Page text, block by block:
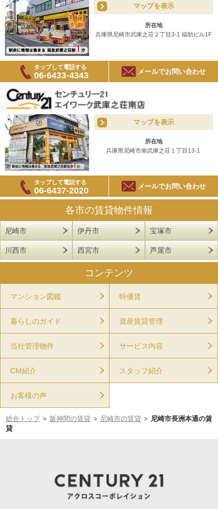
マップを表示
所在地
兵庫県尼崎市武庫之荘２丁目3-1 福助ビル1F
タップして電話する
06-6433-4343 メールでお問い合わせ
マップを表示
所在地
兵庫県尼崎市南武庫之荘１丁目13-1
タップして電話する
06-6437-2020 メールでお問い合わせ
各市の賃貸物件情報
尼崎市 伊丹市 宝塚市
川西市 西宮市 芦屋市
コンテンツ
マンション図鑑 特優賃
暮らしのガイド 資産賃貸管理
当社管理物件 サービス内容
CM紹介 スタッフ紹介
お客様の声
総合トップ > 阪神間の賃貸 > 尼崎市の賃貸 > 尼崎市長洲本通の賃
貸